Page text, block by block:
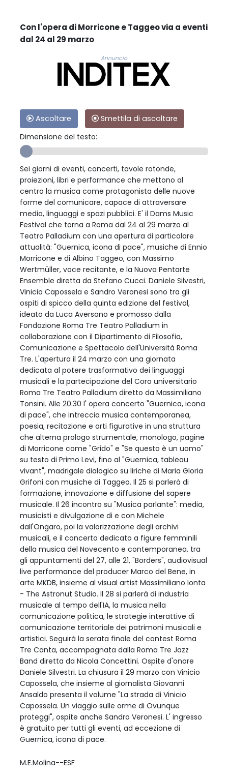
Con l'opera di Morricone e Taggeo via a eventi
dal 24 al 29 marzo
Annuncio
Ascoltare
Smettila di ascoltare
Dimensione del testo:
Sei giorni di eventi, concerti, tavole rotonde,
proiezioni, libri e performance che mettono al
centro la musica come protagonista delle nuove
forme del comunicare, capace di attraversare
media, linguaggi e spazi pubblici. E' il Dams Music
Festival che torna a Roma dal 24 al 29 marzo al
Teatro Palladium con una apertura di particolare
attualità: "Guernica, icona di pace", musiche di Ennio
Morricone e di Albino Taggeo, con Massimo
Wertmüller, voce recitante, e la Nuova Pentarte
Ensemble diretta da Stefano Cucci. Daniele Silvestri,
Vinicio Capossela e Sandro Veronesi sono tra gli
ospiti di spicco della quinta edizione del festival,
ideato da Luca Aversano e promosso dalla
Fondazione Roma Tre Teatro Palladium in
collaborazione con il Dipartimento di Filosofia,
Comunicazione e Spettacolo dell'Università Roma
Tre. L'apertura il 24 marzo con una giornata
dedicata al potere trasformativo dei linguaggi
musicali e la partecipazione del Coro universitario
Roma Tre Teatro Palladium diretto da Massimiliano
Tonsini. Alle 20.30 l' opera concerto "Guernica, icona
di pace", che intreccia musica contemporanea,
poesia, recitazione e arti figurative in una struttura
che alterna prologo strumentale, monologo, pagine
di Morricone come "Grido" e "Se questo è un uomo"
su testo di Primo Levi, fino al "Guernica, tableau
vivant", madrigale dialogico su liriche di Maria Gloria
Grifoni con musiche di Taggeo. Il 25 si parlerà di
formazione, innovazione e diffusione del sapere
musicale. Il 26 incontro su "Musica parlante": media,
musicisti e divulgazione di e con Michele
dall'Ongaro, poi la valorizzazione degli archivi
musicali, e il concerto dedicato a figure femminili
della musica del Novecento e contemporanea. tra
gli appuntamenti del 27, alle 21, "Borders", audiovisual
live performance del producer Marco del Bene, in
arte MKDB, insieme al visual artist Massimiliano Ionta
- The Astronut Studio. Il 28 si parlerà di industria
musicale al tempo dell'IA, la musica nella
comunicazione politica, le strategie interattive di
comunicazione territoriale dei patrimoni musicali e
artistici. Seguirà la serata finale del contest Roma
Tre Canta, accompagnata dalla Roma Tre Jazz
Band diretta da Nicola Concettini. Ospite d'onore
Daniele Silvestri. La chiusura il 29 marzo con Vinicio
Capossela, che insieme al giornalista Giovanni
Ansaldo presenta il volume "La strada di Vinicio
Capossela. Un viaggio sulle orme di Ovunque
proteggi", ospite anche Sandro Veronesi. L' ingresso
è gratuito per tutti gli eventi, ad eccezione di
Guernica, icona di pace.
M.E.Molina--ESF